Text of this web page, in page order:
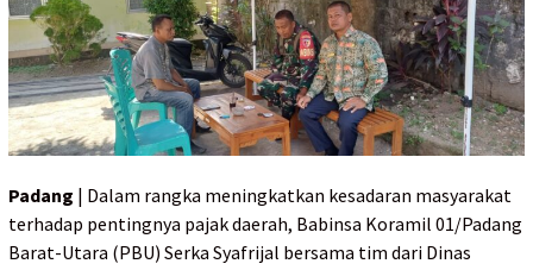
Padang | Dalam rangka meningkatkan kesadaran masyarakat
terhadap pentingnya pajak daerah, Babinsa Koramil 01/Padang
Barat-Utara (PBU) Serka Syafrijal bersama tim dari Dinas